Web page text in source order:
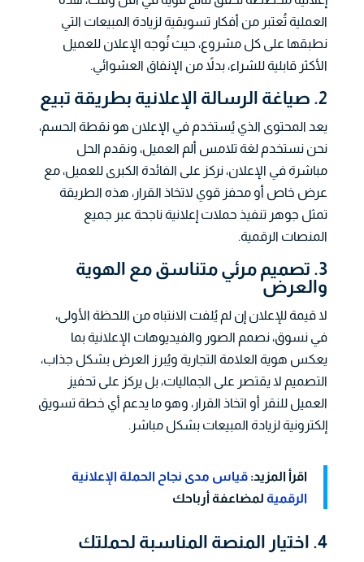
العملية تُعتبر من أفكار تسويقية لزيادة المبيعات التي
نطبقها على كل مشروع، حيث نُوجه الإعلان للعميل
الأكثر قابلية للشراء، بدلاً من الإنفاق العشوائي.
2. صياغة الرسالة الإعلانية بطريقة تبيع
يعد المحتوى الذي يُستخدم في الإعلان هو نقطة الحسم،
نحن نستخدم لغة تلامس ألم العميل، ونقدم الحل
مباشرة في الإعلان، نركز على الفائدة الكبرى للعميل، مع
عرض خاص أو محفز قوي لاتخاذ القرار، هذه الطريقة
تمثل جوهر تنفيذ حملات إعلانية ناجحة عبر جميع
المنصات الرقمية.
3. تصميم مرئي متناسق مع الهوية
والعرض
لا قيمة للإعلان إن لم يُلفت الانتباه من اللحظة الأولى،
في نسوق، نصمم الصور والفيديوهات الإعلانية بما
يعكس هوية العلامة التجارية ويُبرز العرض بشكل جذاب،
التصميم لا يقتصر على الجماليات، بل يركز على تحفيز
العميل للنقر أو اتخاذ القرار، وهو ما يدعم أي خطة تسويق
إلكترونية لزيادة المبيعات بشكل مباشر.
اقرأ المزيد: قياس مدى نجاح الحملة الإعلانية
الرقميةلمضاعفة أرباحك
4. اختيار المنصة المناسبة لحملتك